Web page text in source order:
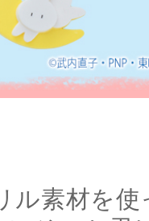
ル素材を